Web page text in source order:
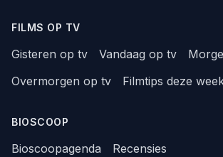
FILMS OP TV
Gisteren op tv Vandaag op tv
Overmorgen op tv
Filmtips deze
BIOSCOOP
Bioscoopagenda
Recensies